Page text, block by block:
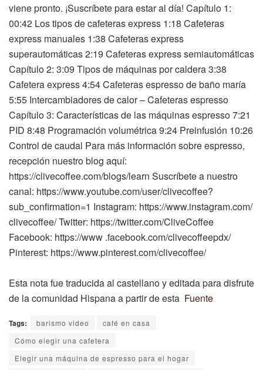
viene pronto. ¡Suscríbete para estar al día! Capítulo 1:
00:42 Los tipos de cafeteras express 1:18 Cafeteras
express manuales 1:38 Cafeteras express
superautomáticas 2:19 Cafeteras express semiautomáticas
Capítulo 2: 3:09 Tipos de máquinas por caldera 3:38
Cafetera express 4:54 Cafeteras espresso de baño maría
5:55 Intercambiadores de calor – Cafeteras espresso
Capítulo 3: Características de las máquinas espresso 7:21
PID 8:48 Programación volumétrica 9:24 Preinfusión 10:26
Control de caudal Para más información sobre espresso,
recepción nuestro blog aquí:
https://clivecoffee.com/blogs/learn Suscríbete a nuestro
canal: https://www.youtube.com/user/clivecoffee?
sub_confirmation=1 Instagram: https://www.instagram.com/
clivecoffee/ Twitter: https://twitter.com/CliveCoffee
Facebook: https://www .facebook.com/clivecoffeepdx/
Pinterest: https://www.pinterest.com/clivecoffee/
Esta nota fue traducida al castellano y editada para disfrute
de la comunidad Hispana a partir de esta Fuente
Tags: barismo video
café en casa
Cómo elegir una cafetera
Elegir una máquina de espresso para el hogar